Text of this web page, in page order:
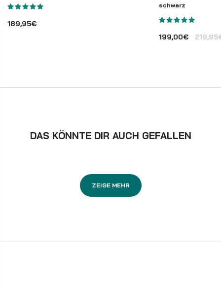
189,95€
schwarz
199,00€
DAS KÖNNTE DIR AUCH GEFALLEN
ZEIGE MEHR